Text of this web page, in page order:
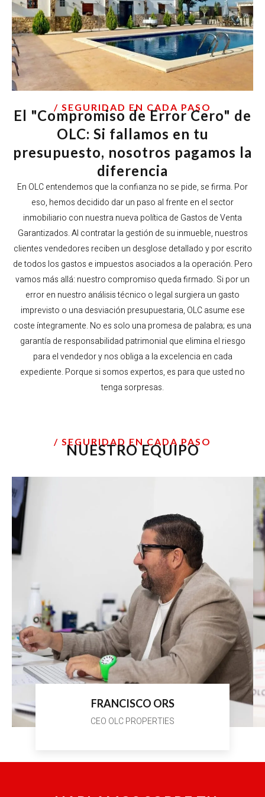
/ SEGURIDAD EN CADA PASO
El "Compromiso de Error Cero" de
OLC: Si fallamos en tu
presupuesto, nosotros pagamos la
diferencia
En OLC entendemos que la confianza no se pide, se firma. Por
eso, hemos decidido dar un paso al frente en el sector
inmobiliario con nuestra nueva política de Gastos de Venta
Garantizados. Al contratar la gestión de su inmueble, nuestros
clientes vendedores reciben un desglose detallado y por escrito
de todos los gastos e impuestos asociados a la operación. Pero
vamos más allá: nuestro compromiso queda firmado. Si por un
error en nuestro análisis técnico o legal surgiera un gasto
imprevisto o una desviación presupuestaria, OLC asume ese
coste íntegramente. No es solo una promesa de palabra; es una
garantía de responsabilidad patrimonial que elimina el riesgo
para el vendedor y nos obliga a la excelencia en cada
expediente. Porque si somos expertos, es para que usted no
tenga sorpresas.
/ SEGURIDAD EN CADA PASO
NUESTRO EQUIPO
FRANCISCO ORS
CEO OLC PROPERTIES